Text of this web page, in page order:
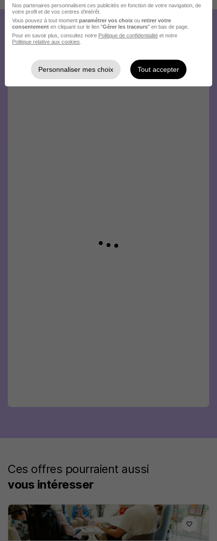
Créez votre compte
Hellowork et postulez
sur le site du recruteur !
Ces offres pourraient aussi
vous intéresser
Nos partenaires personnalisent ces publicités en fonction de votre navigation, de
votre profil et de vos centres d’intérêt.
Vous pouvez à tout moment paramétrer vos choix ou retirer votre
consentement en cliquant sur le lien "Gérer les traceurs" en bas de page.
Pour en savoir plus, consultez notre Politique de confidentialité et notre
Politique relative aux cookies
Personnaliser mes choix Tout accepter